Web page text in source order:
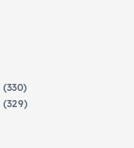
(330)
(329)